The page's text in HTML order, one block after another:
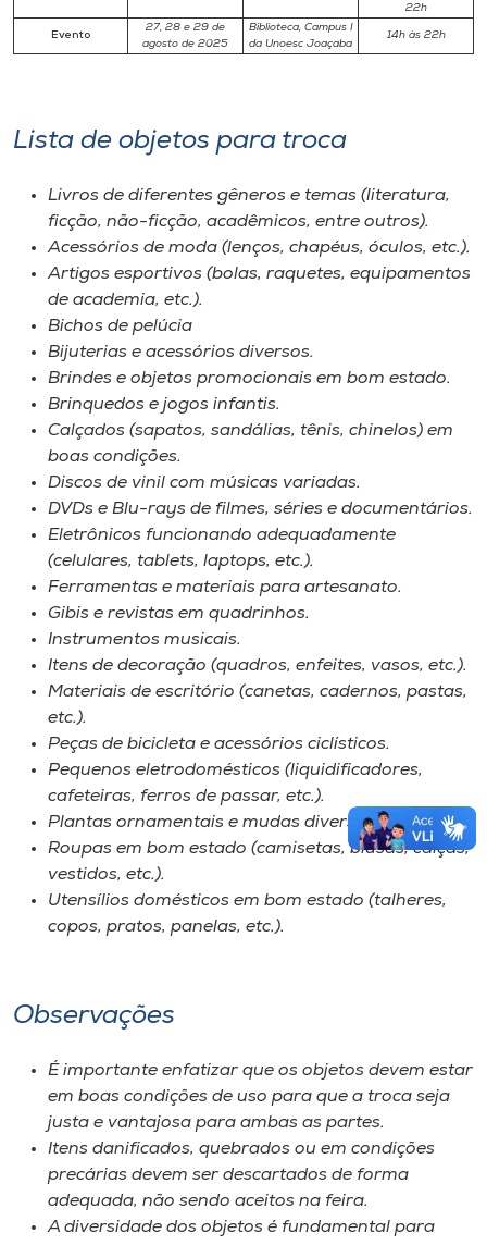
22h
Evento
27, 28 e 29 de
agosto de 2025
Biblioteca, Campus I
da Unoesc Joaçaba
14h às 22h
Lista de objetos para troca
Livros de diferentes gêneros e temas (literatura,
ficção, não-ficção, acadêmicos, entre outros).
Acessórios de moda (lenços, chapéus, óculos, etc.).
Artigos esportivos (bolas, raquetes, equipamentos
de academia, etc.).
Bichos de pelúcia
Bijuterias e acessórios diversos.
Brindes e objetos promocionais em bom estado.
Brinquedos e jogos infantis.
Calçados (sapatos, sandálias, tênis, chinelos) em
boas condições.
Discos de vinil com músicas variadas.
DVDs e Blu-rays de filmes, séries e documentários.
Eletrônicos funcionando adequadamente
(celulares, tablets, laptops, etc.).
Ferramentas e materiais para artesanato.
Gibis e revistas em quadrinhos.
Instrumentos musicais.
Itens de decoração (quadros, enfeites, vasos, etc.).
Materiais de escritório (canetas, cadernos, pastas,
etc.).
Peças de bicicleta e acessórios ciclísticos.
Pequenos eletrodomésticos (liquidificadores,
cafeteiras, ferros de passar, etc.).
Plantas ornamentais e mudas diversas.
Roupas em bom estado (camisetas, blusas, calças,
vestidos, etc.).
Utensílios domésticos em bom estado (talheres,
copos, pratos, panelas, etc.).
Observações
É importante enfatizar que os objetos devem estar
em boas condições de uso para que a troca seja
justa e vantajosa para ambas as partes.
Itens danificados, quebrados ou em condições
precárias devem ser descartados de forma
adequada, não sendo aceitos na feira.
A diversidade dos objetos é fundamental para